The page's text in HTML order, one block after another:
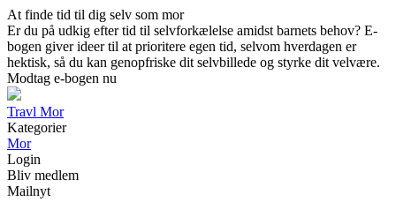
At finde tid til dig selv som mor
Er du på udkig efter tid til selvforkælelse amidst barnets behov? E-
bogen giver ideer til at prioritere egen tid, selvom hverdagen er
hektisk, så du kan genopfriske dit selvbillede og styrke dit velvære.
Modtag e-bogen nu
Travl Mor
Kategorier
Mor
Login
Bliv medlem
Mailnyt